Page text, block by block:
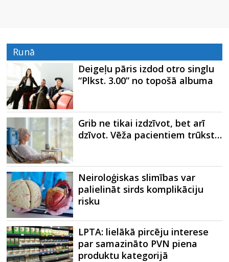
Runā
Deigeļu pāris izdod otro singlu
“Plkst. 3.00” no topošā albuma
Grib ne tikai izdzīvot, bet arī
dzīvot. Vēža pacientiem trūkst…
Neiroloģiskas slimības var
palielināt sirds komplikāciju
risku
LPTA: lielākā pircēju interese
par samazināto PVN piena
produktu kategorijā